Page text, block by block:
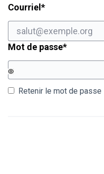
Courriel *Champ
Mot de passe*Champ
Retenir le mot de passe